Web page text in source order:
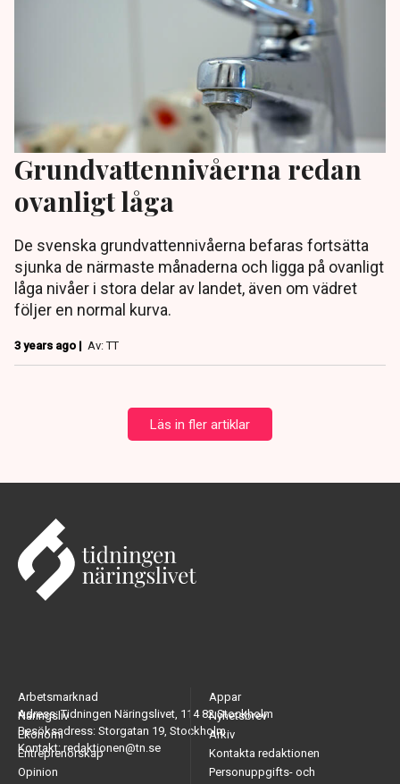
Grundvattennivåerna redan
ovanligt låga
De svenska grundvattennivåerna befaras fortsätta
sjunka de närmaste månaderna och ligga på ovanligt
låga nivåer i stora delar av landet, även om vädret
följer en normal kurva.
3 years ago | Av: TT
Läs in fler artiklar
Adress: Tidningen Näringslivet, 114 82 Stockholm
Besöksadress: Storgatan 19, Stockholm
Kontakt: redaktionen@tn.se
Arbetsmarknad
Näringsliv
Ekonomi
Entreprenörskap
Opinion
Appar
Nyhetsbrev
Arkiv
Kontakta redaktionen
Personuppgifts- och